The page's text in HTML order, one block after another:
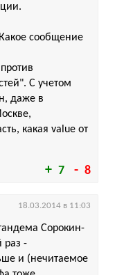
7 8
Какое сообщение
С учетом
даже в
какая value от
Сорокин-
раз -
и (нечитаемое
18.03.2014 в 11:03